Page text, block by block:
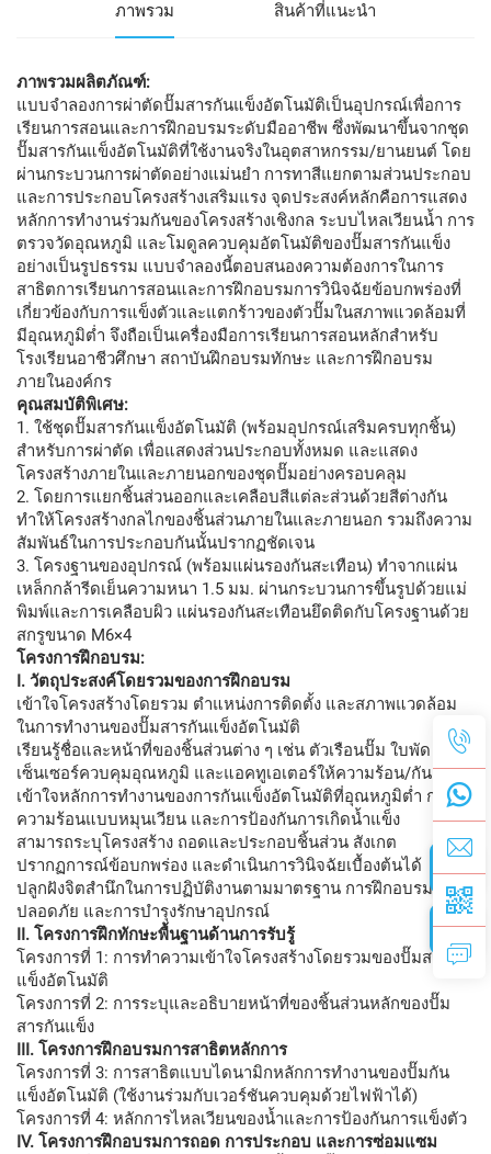
ภาพรวม สินค้าที่แนะนำ
ภาพรวมผลิตภัณฑ์:
แบบจำลองการผ่าตัดปั๊มสารกันแข็งอัตโนมัติเป็นอุปกรณ์เพื่อการ
เรียนการสอนและการฝึกอบรมระดับมืออาชีพ ซึ่งพัฒนาขึ้นจากชุด
ปั๊มสารกันแข็งอัตโนมัติที่ใช้งานจริงในอุตสาหกรรม/ยานยนต์ โดย
ผ่านกระบวนการผ่าตัดอย่างแม่นยำ การทาสีแยกตามส่วนประกอบ
และการประกอบโครงสร้างเสริมแรง จุดประสงค์หลักคือการแสดง
หลักการทำงานร่วมกันของโครงสร้างเชิงกล ระบบไหลเวียนน้ำ การ
ตรวจวัดอุณหภูมิ และโมดูลควบคุมอัตโนมัติของปั๊มสารกันแข็ง
อย่างเป็นรูปธรรม แบบจำลองนี้ตอบสนองความต้องการในการ
สาธิตการเรียนการสอนและการฝึกอบรมการวินิจฉัยข้อบกพร่องที่
เกี่ยวข้องกับการแข็งตัวและแตกร้าวของตัวปั๊มในสภาพแวดล้อมที่
มีอุณหภูมิต่ำ จึงถือเป็นเครื่องมือการเรียนการสอนหลักสำหรับ
โรงเรียนอาชีวศึกษา สถาบันฝึกอบรมทักษะ และการฝึกอบรม
ภายในองค์กร
คุณสมบัติพิเศษ:
1. ใช้ชุดปั๊มสารกันแข็งอัตโนมัติ (พร้อมอุปกรณ์เสริมครบทุกชิ้น)
สำหรับการผ่าตัด เพื่อแสดงส่วนประกอบทั้งหมด และแสดง
โครงสร้างภายในและภายนอกของชุดปั๊มอย่างครอบคลุม
2. โดยการแยกชิ้นส่วนออกและเคลือบสีแต่ละส่วนด้วยสีต่างกัน
ทำให้โครงสร้างกลไกของชิ้นส่วนภายในและภายนอก รวมถึงความ
สัมพันธ์ในการประกอบกันนั้นปรากฏชัดเจน
3. โครงฐานของอุปกรณ์ (พร้อมแผ่นรองกันสะเทือน) ทำจากแผ่น
เหล็กกล้ารีดเย็นความหนา 1.5 มม. ผ่านกระบวนการขึ้นรูปด้วยแม่
พิมพ์และการเคลือบผิว แผ่นรองกันสะเทือนยึดติดกับโครงฐานด้วย
สกรูขนาด M6×4
โครงการฝึกอบรม:
I. วัตถุประสงค์โดยรวมของการฝึกอบรม
เข้าใจโครงสร้างโดยรวม ตำแหน่งการติดตั้ง และสภาพแวดล้อม
ในการทำงานของปั๊มสารกันแข็งอัตโนมัติ
เรียนรู้ชื่อและหน้าที่ของชิ้นส่วนต่าง ๆ เช่น ตัวเรือนปั๊ม ใบพัด ซีล
เซ็นเซอร์ควบคุมอุณหภูมิ และแอคทูเอเตอร์ให้ความร้อน/กันแข็ง
เข้าใจหลักการทำงานของการกันแข็งอัตโนมัติที่อุณหภูมิต่ำ การให้
ความร้อนแบบหมุนเวียน และการป้องกันการเกิดน้ำแข็ง
สามารถระบุโครงสร้าง ถอดและประกอบชิ้นส่วน สังเกต
ปรากฏการณ์ข้อบกพร่อง และดำเนินการวินิจฉัยเบื้องต้นได้
ปลูกฝังจิตสำนึกในการปฏิบัติงานตามมาตรฐาน การฝึกอบรมอย่าง
ปลอดภัย และการบำรุงรักษาอุปกรณ์
II. โครงการฝึกทักษะพื้นฐานด้านการรับรู้
โครงการที่ 1: การทำความเข้าใจโครงสร้างโดยรวมของปั๊มสารกัน
แข็งอัตโนมัติ
โครงการที่ 2: การระบุและอธิบายหน้าที่ของชิ้นส่วนหลักของปั๊ม
สารกันแข็ง
III. โครงการฝึกอบรมการสาธิตหลักการ
โครงการที่ 3: การสาธิตแบบไดนามิกหลักการทำงานของปั๊มกัน
แข็งอัตโนมัติ (ใช้งานร่วมกับเวอร์ชันควบคุมด้วยไฟฟ้าได้)
โครงการที่ 4: หลักการไหลเวียนของน้ำและการป้องกันการแข็งตัว
IV. โครงการฝึกอบรมการถอด การประกอบ และการซ่อมแซม